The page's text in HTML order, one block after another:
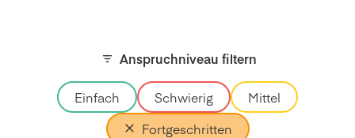
Anspruchniveau filtern
Einfach Schwierig
Mittel
Fortgeschritten